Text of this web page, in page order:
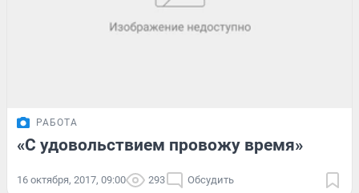
РАБОТА
«С удовольствием провожу время»
16 октября, 2017, 09:00 293 Обсудить